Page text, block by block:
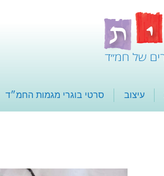
עיצוב סרטי בוגרי מגמות החמ״ד